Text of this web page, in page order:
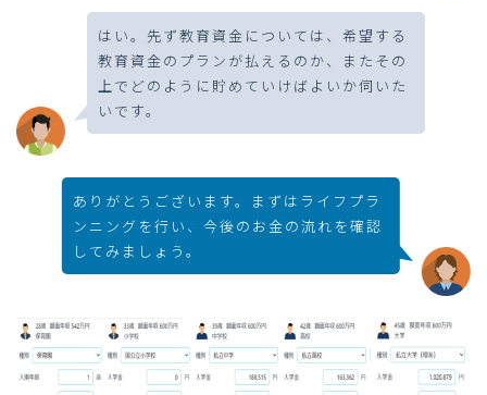
はい。先ず教育資金については、希望する
教育資金のプランが払えるのか、またその
上でどのように貯めていけばよいか伺いた
いです。
ありがとうございます。まずはライフプラ
ンニングを行い、今後のお金の流れを確認
してみましょう。